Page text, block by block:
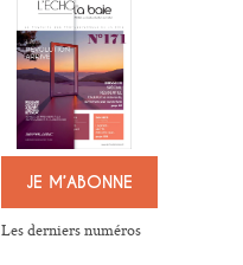
JE M’ABONNE
Les derniers numéros